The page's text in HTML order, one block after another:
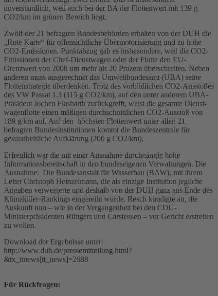
unverständlich, weil auch bei der BA der Flottenwert mit 139 g
CO2/km im grünen Bereich liegt.
Zwölf der 21 befragten Bundesbehörden erhalten von der DUH die
„Rote Karte“ für offensichtliche Übermotorisierung und zu hohe
CO2-Emissionen. Punktabzug gab es insbesondere, weil die CO2-
Emissionen der Chef-Dienstwagen oder der Flotte den EU-
Grenzwert von 2008 um mehr als 20 Prozent überschreiten. Neben
anderen muss ausgerechnet das Umweltbundesamt (UBA) seine
Flottenstrategie überdenken. Trotz des vorbildlichen CO2-Ausstoßes
des VW Passat 1.3 (115 g CO2/km), auf den unter anderem UBA-
Präsident Jochen Flasbarth zurückgreift, weist die gesamte Dienst-
wagenflotte einen mäßigen durchschnittlichen CO2-Ausstoß von
189 g/km auf. Auf den höchsten Flottenwert unter allen 21
befragten Bundesinstitutionen kommt die Bundeszentrale für
gesundheitliche Aufklärung (200 g CO2/km).
Erfreulich war die mit einer Ausnahme durchgängig hohe
Informationsbereitschaft in den bundeseigenen Verwaltungen. Die
Ausnahme: Die Bundesanstalt für Wasserbau (BAW), mit ihrem
Leiter Christoph Heinzelmann, die als einzige Institution jegliche
Angaben verweigerte und deshalb von der DUH ganz ans Ende des
Klimakiller-Rankings eingereiht wurde. Resch kündigte an, die
Auskunft nun – wie in der Vergangenheit bei den CDU-
Ministerpräsidenten Rüttgers und Carstensen – vor Gericht erstreiten
zu wollen.
Download der Ergebnisse unter:
http://www.duh.de/pressemitteilung.html?
&tx_ttnews[tt_news]=2688
Für Rückfragen: